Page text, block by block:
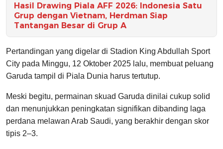
Hasil Drawing Piala AFF 2026: Indonesia Satu
Grup dengan Vietnam, Herdman Siap
Tantangan Besar di Grup A
Pertandingan yang digelar di Stadion King Abdullah Sport
City pada Minggu, 12 Oktober 2025 lalu, membuat peluang
Garuda tampil di Piala Dunia harus tertutup.
Meski begitu, permainan skuad Garuda dinilai cukup solid
dan menunjukkan peningkatan signifikan dibanding laga
perdana melawan Arab Saudi, yang berakhir dengan skor
tipis 2–3.